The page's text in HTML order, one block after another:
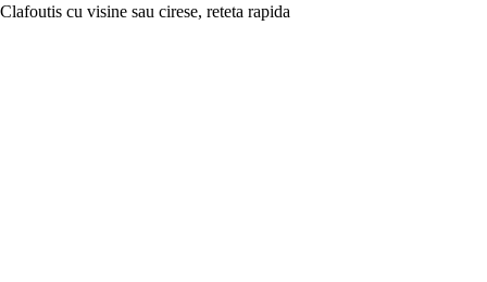
Clafoutis cu visine sau cirese, reteta rapida